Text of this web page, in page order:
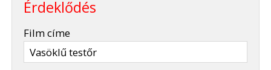
Érdeklődés
Film címe